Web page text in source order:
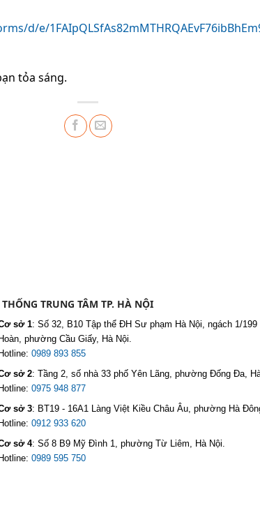
d/e/
tỏa sáng.
THỐNG TRUNG TÂM TP. HÀ NỘI
sở 1: Số 32, B10 Tập thể ĐH Sư phạm Hà Nội, ngách 1/199
Hoàn, phường Cầu Giấy, Hà Nội.
Hotline: 0989 893 855
sở 2: Tầng 2, số nhà 33 phố Yên Lãng, phường Đống Đa,
Hotline: 0975 948 877
sở 3: BT19 - 16A1 Làng Việt Kiều Châu Âu, phường Hà
Hotline: 0912 933 620
sở 4: Số 8 B9 Mỹ Đình 1, phường Từ Liêm, Hà Nội.
Hotline: 0989 595 750